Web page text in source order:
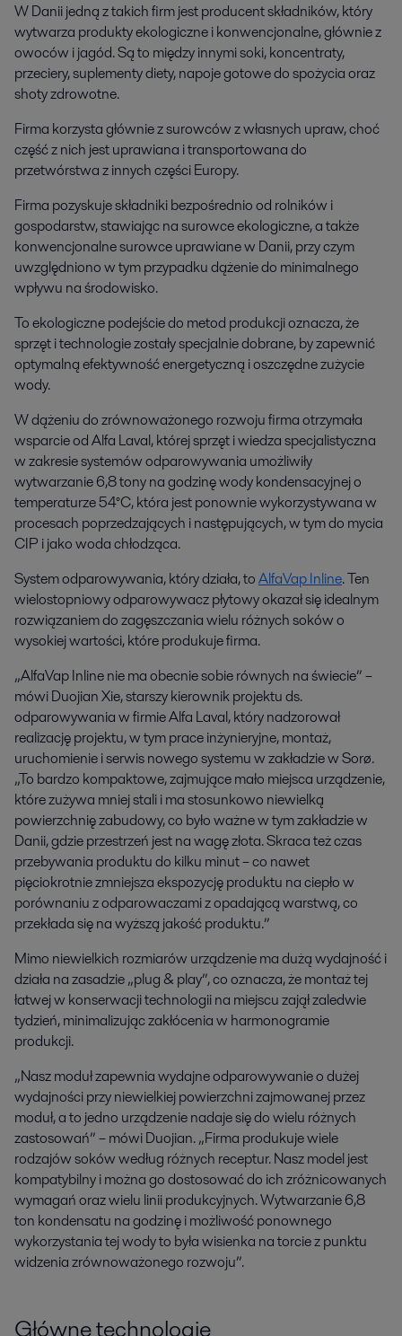
W Danii jedną z takich firm jest producent składników, który
wytwarza produkty ekologiczne i konwencjonalne, głównie z
owoców i jagód. Są to między innymi soki, koncentraty,
przeciery, suplementy diety, napoje gotowe do spożycia oraz
shoty zdrowotne.
Firma korzysta głównie z surowców z własnych upraw, choć
część z nich jest uprawiana i transportowana do
przetwórstwa z innych części Europy.
Firma pozyskuje składniki bezpośrednio od rolników i
gospodarstw, stawiając na surowce ekologiczne, a także
konwencjonalne surowce uprawiane w Danii, przy czym
uwzględniono w tym przypadku dążenie do minimalnego
wpływu na środowisko.
To ekologiczne podejście do metod produkcji oznacza, że
sprzęt i technologie zostały specjalnie dobrane, by zapewnić
optymalną efektywność energetyczną i oszczędne zużycie
wody.
W dążeniu do zrównoważonego rozwoju firma otrzymała
wsparcie od Alfa Laval, której sprzęt i wiedza specjalistyczna
w zakresie systemów odparowywania umożliwiły
wytwarzanie 6,8 tony na godzinę wody kondensacyjnej o
temperaturze 54°C, która jest ponownie wykorzystywana w
procesach poprzedzających i następujących, w tym do mycia
CIP i jako woda chłodząca.
System odparowywania, który działa, toAlfaVap Inline. Ten
wielostopniowy odparowywacz płytowy okazał się idealnym
rozwiązaniem do zagęszczania wielu różnych soków o
wysokiej wartości, które produkuje firma.
„AlfaVap Inline nie ma obecnie sobie równych na świecie” –
mówi Duojian Xie, starszy kierownik projektu ds.
odparowywania w firmie Alfa Laval, który nadzorował
realizację projektu, w tym prace inżynieryjne, montaż,
uruchomienie i serwis nowego systemu w zakładzie w Sorø.
„To bardzo kompaktowe, zajmujące mało miejsca urządzenie,
które zużywa mniej stali i ma stosunkowo niewielką
powierzchnię zabudowy, co było ważne w tym zakładzie w
Danii, gdzie przestrzeń jest na wagę złota. Skraca też czas
przebywania produktu do kilku minut – co nawet
pięciokrotnie zmniejsza ekspozycję produktu na ciepło w
porównaniu z odparowaczami z opadającą warstwą, co
przekłada się na wyższą jakość produktu.”
Mimo niewielkich rozmiarów urządzenie ma dużą wydajność i
działa na zasadzie „plug & play”, co oznacza, że montaż tej
łatwej w konserwacji technologii na miejscu zajął zaledwie
tydzień, minimalizując zakłócenia w harmonogramie
produkcji.
„Nasz moduł zapewnia wydajne odparowywanie o dużej
wydajności przy niewielkiej powierzchni zajmowanej przez
moduł, a to jedno urządzenie nadaje się do wielu różnych
zastosowań” – mówi Duojian. „Firma produkuje wiele
rodzajów soków według różnych receptur. Nasz model jest
kompatybilny i można go dostosować do ich zróżnicowanych
wymagań oraz wielu linii produkcyjnych. Wytwarzanie 6,8
ton kondensatu na godzinę i możliwość ponownego
wykorzystania tej wody to była wisienka na torcie z punktu
widzenia zrównoważonego rozwoju”.
Główne technologie